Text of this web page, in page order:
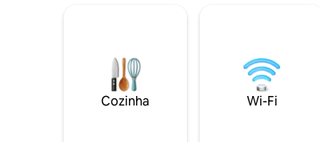
Cozinha Wi-Fi